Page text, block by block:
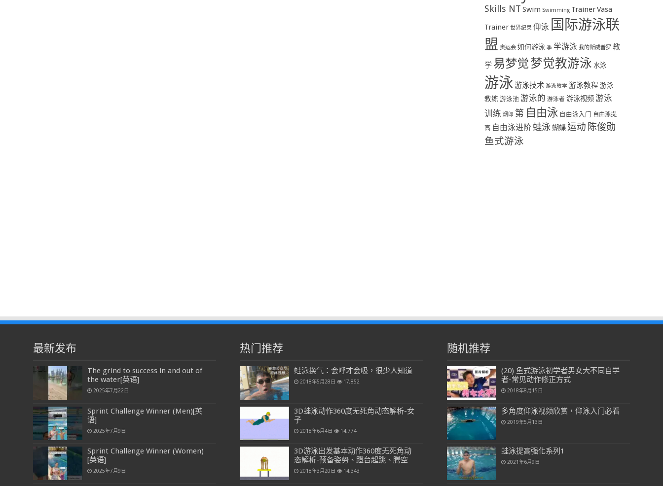
Skills NT Swim Swimming TrainerVasa
Trainer 世界纪录 仰泳 国际游泳联
盟 奥运会 如何游泳 季 学游泳 我的斯威普罗 教
学 易梦觉梦觉教游泳 水泳
游泳游泳技术 游泳教学 游泳教程 游泳
教练 游泳池 游泳的 游泳者 游泳视频 游泳
训练 烟郎 第 自由泳 自由泳入门 自由泳提
高 自由泳进阶 蛙泳蝴蝶运动 陈俊勋
鱼式游泳
最新发布
The grind to success in and out of
the water[英语]
2025年7月22日
Sprint Challenge Winner (Men)[英
语]
2025年7月9日
Sprint Challenge Winner (Women)
[英语]
2025年7月9日
热门推荐
蛙泳换气：会呼才会吸，很少人知道
2018年5月28日 17,852
3D蛙泳动作360度无死角动态解析-女
子
2018年6月4日 14,774
3D游泳出发基本动作360度无死角动
态解析-预备姿势、蹬台起跳、腾空
2018年3月20日 14,343
随机推荐
(20) 鱼式游泳初学者男女大不同自学
者-常见动作修正方式
2018年8月15日
多角度仰泳视频欣赏，仰泳入门必看
2019年5月13日
蛙泳提高强化系列1
2021年6月9日